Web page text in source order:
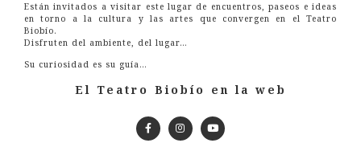
Están invitados a visitar este lugar de encuentros, paseos e ideas
en torno a la cultura y las artes que convergen en el Teatro
Biobío.
Disfruten del ambiente, del lugar…
Su curiosidad es su guía…
El Teatro Biobío en la web